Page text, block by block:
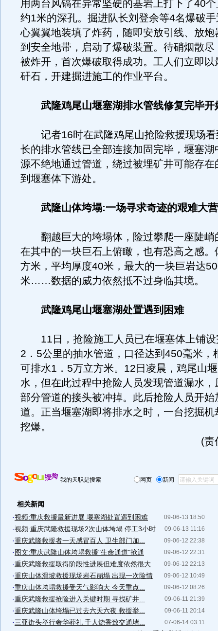
用两台风镐在异常坚硬的基岩上打下了40
约1米的深孔。掘进队长刘登余等4名爆破
心翼翼地装填了炸药，随即安放引线、放炮
到安全地带，启动了爆破装置。待硝烟散尽
被炸开，首次爆破取得成功。工人们立即以
矸石，开建掘进施工的作业平台。
武隆鸡尾山堰塞湖排水管线修复完毕开
记者16时在武隆鸡尾山抢险救援现场看
长的排水管线已全部连接加固完毕，堰塞湖
源不绝地通过管道，绕过被埋矿井可能存在
到堰塞体下游处。
武隆山体垮塌:一场寻求奇迹的艰难大
翻越巨大的垮塌体，险过攀爬一座陡峭
在其中的一块巨石上俯瞰，也有恐高之感
方米，平均厚度40米，最大的一块巨岩达
米……数据的威力依然抵不过身临其境。
武隆鸡尾山堰塞湖处置遇到困难
11日，抢险施工人员已在堰塞体上铺设
2．5公里的抽水管道，口径达到450毫米，
可排水1．5万立方米。12日凌晨，鸡尾山
水，但在此过程中抢险人员发现管道漏水，
部分管道的接头被冲掉。此后抢险人员开始
道。正当堰塞湖即将排水之时，一台挖掘机
挖爆。
(责
我的天职是搜索 网页 新闻
相关新闻
09-06-13 18:50
·视频:重庆救援最新进展 堰塞湖处置遇到困难
09-06-13 11:16
·视频:重庆武隆救援现场2次山体垮塌 停工3小时
09-06-12 22:38
·重庆武隆救援者一天感冒百人 卫生部门加...
09-06-12 22:31
· 图文:重庆武隆山体垮塌救援"生命通道"抢通
09-06-12 22:13
·重庆武隆救援取得阶段性进展但难度依然很大
09-06-12 10:49
·重庆山体滑坡救援现场岩石崩塌 出现一次险情
09-06-12 08:26
·重庆山体垮塌救援受天气影响大 今天重点...
09-06-11 21:39
·重庆武隆救援抢险进入关键时期 寻找矿井...
09-06-11 20:14
·重庆武隆山体垮塌已过去六天六夜 救援举...
07-06-14 03:11
·三亚街头举行奢华葬礼 千人烧香致交通堵...